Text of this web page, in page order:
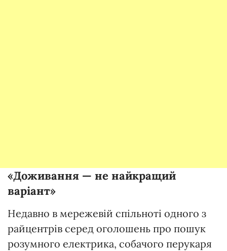
«Доживання — не найкращий
варіант»
Недавно в мережевій спільноті одного з
райцентрів серед оголошень про пошук
розумного електрика, собачого перукаря